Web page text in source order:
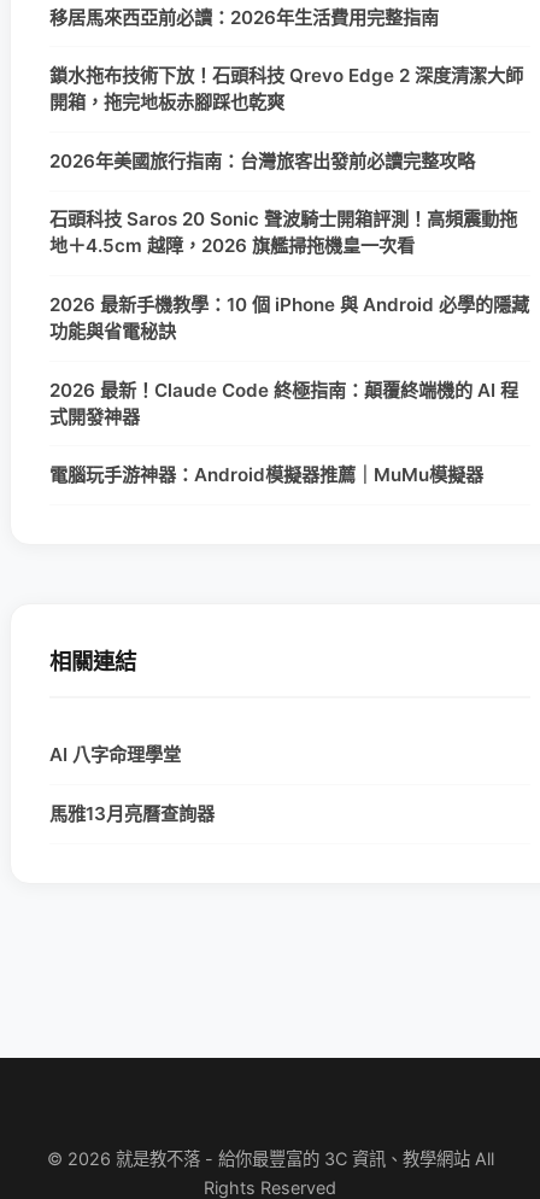
移居馬來西亞前必讀：2026年生活費用完整指南
鎖水拖布技術下放！石頭科技 Qrevo Edge 2 深度清潔大師
開箱，拖完地板赤腳踩也乾爽
2026年美國旅行指南：台灣旅客出發前必讀完整攻略
石頭科技 Saros 20 Sonic 聲波騎士開箱評測！高頻震動拖
地＋4.5cm 越障，2026 旗艦掃拖機皇一次看
2026 最新手機教學：10 個 iPhone 與 Android 必學的隱藏
功能與省電秘訣
2026 最新！Claude Code 終極指南：顛覆終端機的 AI 程
式開發神器
電腦玩手游神器：Android模擬器推薦｜MuMu模擬器
相關連結
AI 八字命理學堂
馬雅13月亮曆查詢器
© 2026 就是教不落 - 給你最豐富的 3C 資訊、教學網站 All
Rights Reserved